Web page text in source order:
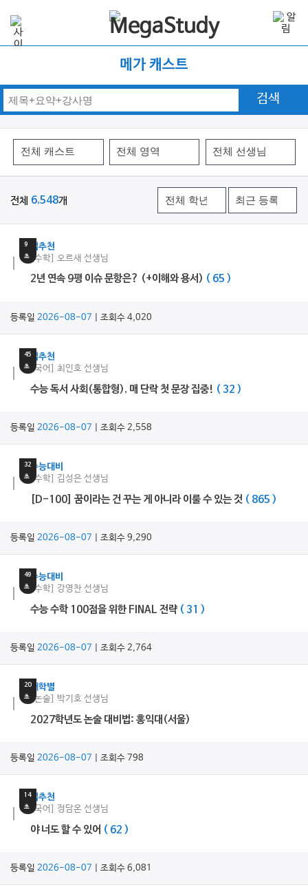
메가 캐스트
검색
전체 6,548개
9
초
쌤추천
[수학] 오르새 선생님
2년 연속 9평 이슈 문항은? (+이해와 용서) ( 65 )
등록일 2026-08-07 | 조회수 4,020
45
초
쌤추천
[국어] 최인호 선생님
수능 독서 사회(통합형), 매 단락 첫 문장 집중! ( 32 )
등록일 2026-08-07 | 조회수 2,558
32
초
수능대비
[수학] 김성은 선생님
[D-100] 꿈이라는 건 꾸는 게 아니라 이룰 수 있는 것 ( 865 )
등록일 2026-08-07 | 조회수 9,290
49
초
수능대비
[수학] 강영찬 선생님
수능 수학 100점을 위한 FINAL 전략 ( 31 )
등록일 2026-08-07 | 조회수 2,764
20
초
대학별
[논술] 박기호 선생님
2027학년도 논술 대비법: 홍익대(서울)
등록일 2026-08-07 | 조회수 798
14
초
쌤추천
[국어] 정담온 선생님
야 너도 할 수 있어 ( 62 )
등록일 2026-08-07 | 조회수 6,081